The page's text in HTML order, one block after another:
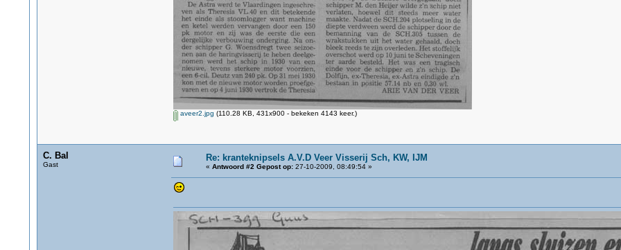
aveer2.jpg (110.28 KB, 431x900 - bekeken 4143 keer.)
C. Bal
Gast
Re: kranteknipsels A.V.D Veer Visserij Sch, KW, IJM
« Antwoord #2 Gepost op:27-10-2009, 08:49:54 »